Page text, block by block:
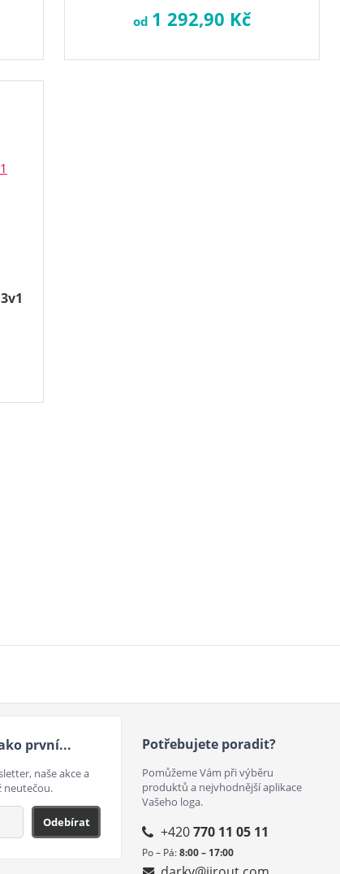
od 1 292,90 Kč
první...
naše akce a
neutečou.
Odebírat
Potřebujete poradit?
Pomůžeme Vám při výběru
produktů a nejvhodnější aplikace
Vašeho loga.
+420770 11 05 11
Po – Pá:8:00 – 17:00